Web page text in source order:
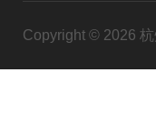
Copyright © 2026